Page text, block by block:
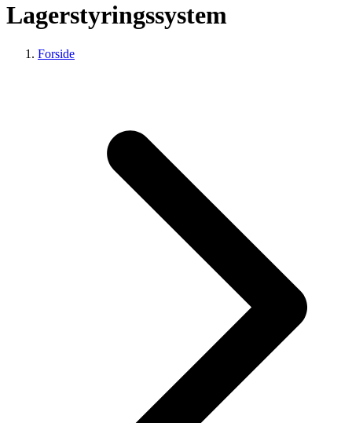
Lagerstyringssystem
Forside